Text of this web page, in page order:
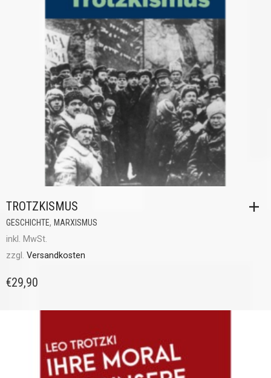
TROTZKISMUS
GESCHICHTE, MARXISMUS
inkl. MwSt.
zzgl. Versandkosten
€29,90